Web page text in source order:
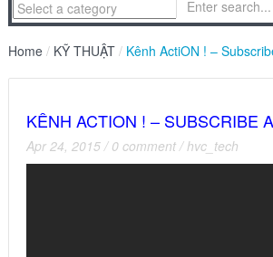
Home / KỸ THUẬT / Kênh ActiON ! –
KÊNH ACTION ! – SUBSCRIBE
Apr 24, 2015 / 0 comment /hvc_tech